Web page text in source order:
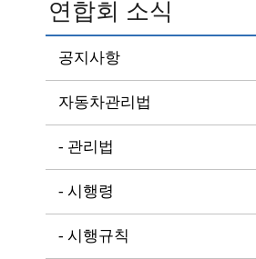
연합회 소식
공지사항
자동차관리법
- 관리법
- 시행령
- 시행규칙